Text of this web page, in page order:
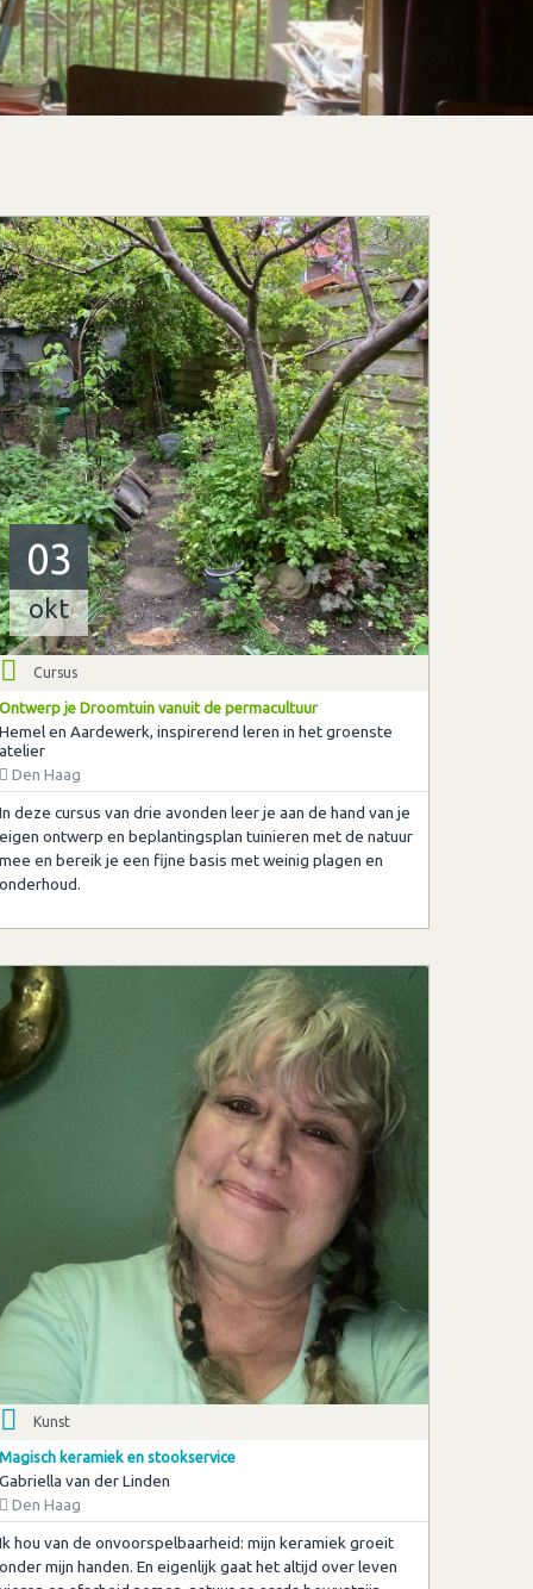
03
okt
Cursus
Ontwerp je Droomtuin vanuit de permacultuur
Hemel en Aardewerk, inspirerend leren in het groenste
atelier
Den Haag
In deze cursus van drie avonden leer je aan de hand van je
eigen ontwerp en beplantingsplan tuinieren met de natuur
mee en bereik je een fijne basis met weinig plagen en
onderhoud.
Kunst
Magisch keramiek en stookservice
Gabriella van der Linden
Den Haag
Ik hou van de onvoorspelbaarheid: mijn keramiek groeit
onder mijn handen. En eigenlijk gaat het altijd over leven